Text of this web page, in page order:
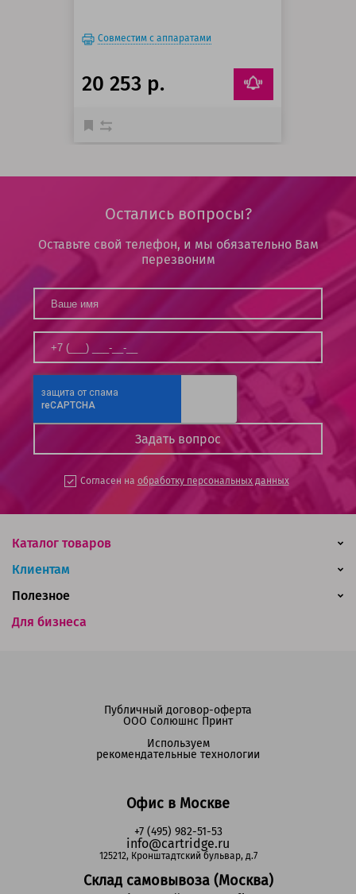
Совместим с аппаратами
20 253 р.
Остались вопросы?
Оставьте свой телефон, и мы обязательно Вам
перезвоним
Согласен на обработку персональных данных
Каталог товаров
Клиентам
Для бизнеса
Полезное
Офис в Москве
+7 (495) 982-51-53
info@cartridge.ru
125212, Кронштадтский бульвар, д.7
Склад самовывоза (Москва)
Публичный договор-оферта
ООО Солюшнс Принт
Используем
рекомендательные технологии